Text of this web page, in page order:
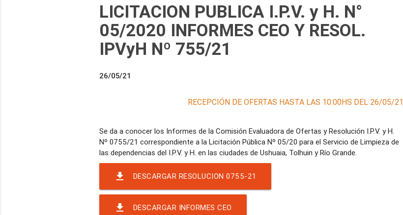
LICITACION PUBLICA I.P.V. y H. N°
05/2020 INFORMES CEO Y RESOL.
IPVyH Nº 755/21
26/05/21
RECEPCIÓN DE OFERTAS HASTA LAS 10:00HS DEL 26/05/21
Se da a conocer los Informes de la Comisión Evaluadora de Ofertas y Resolución I.P.V. y H.
Nº 0755/21 correspondiente a la Licitación Pública Nº 05/20 para el Servicio de Limpieza de
file_download DESCARGAR RESOLUCION 0755-21
file_download DESCARGAR INFORMES CEO